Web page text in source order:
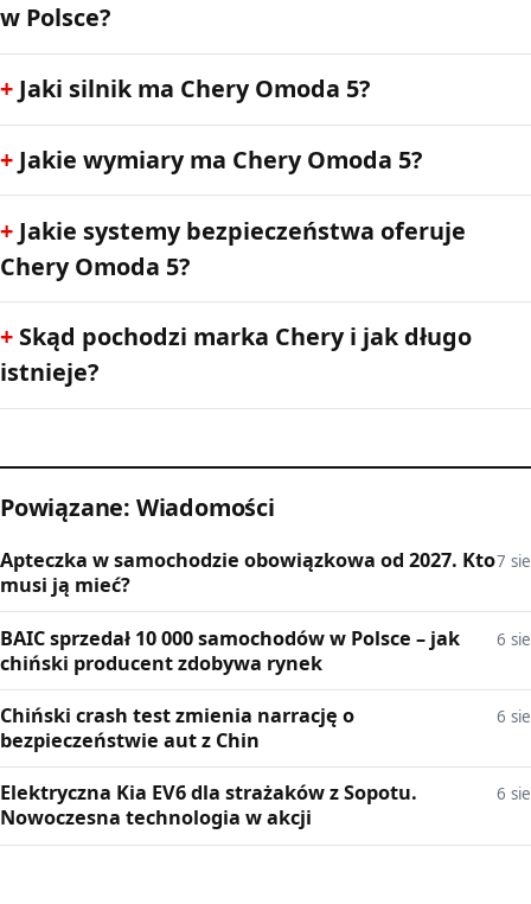
w Polsce?
Jaki silnik ma Chery Omoda 5?
Jakie wymiary ma Chery Omoda 5?
Jakie systemy bezpieczeństwa oferuje
Chery Omoda 5?
Skąd pochodzi marka Chery i jak długo
istnieje?
Powiązane: Wiadomości
Apteczka w samochodzie obowiązkowa od 2027. Kto
musi ją mieć?
7 sie
BAIC sprzedał 10 000 samochodów w Polsce – jak
chiński producent zdobywa rynek
6 sie
Chiński crash test zmienia narrację o
bezpieczeństwie aut z Chin
6 sie
Elektryczna Kia EV6 dla strażaków z Sopotu.
Nowoczesna technologia w akcji
6 sie